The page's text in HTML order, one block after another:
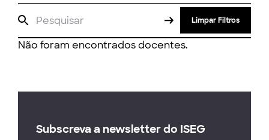
Limpar Filtros
Não foram encontrados docentes.
Subscreva a newsletter do ISEG